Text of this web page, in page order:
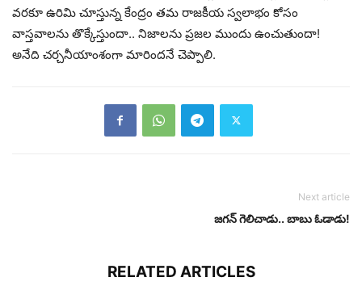
వ‌ర‌కూ ఉరిమి చూస్తున్న కేంద్రం త‌మ రాజ‌కీయ స్వ‌లాభం కోసం
వాస్త‌వాల‌ను తొక్కేస్తుందా.. నిజాల‌ను ప్ర‌జ‌ల ముందు ఉంచుతుందా!
అనేది చ‌ర్చ‌నీయాంశంగా మారింద‌నే చెప్పాలి.
Next article
జ‌గ‌న్ గెలిచాడు.. బాబు ఓడాడు!
RELATED ARTICLES